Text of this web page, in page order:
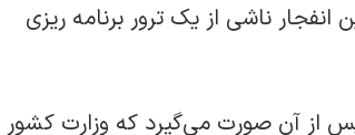
انفجار ناشی از یک ترور برنامه ریزی
آن صورت می‌گیرد که وزارت کشور